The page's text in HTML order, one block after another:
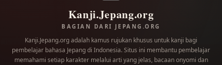
Kanji.Jepang.org
BAGIAN DARI JEPANG.ORG
Kanji.Jepang.org adalah kamus rujukan khusus untuk kanji bagi
pembelajar bahasa Jepang di Indonesia. Situs ini membantu pembelajar
memahami setiap karakter melalui arti yang jelas, bacaan onyomi dan